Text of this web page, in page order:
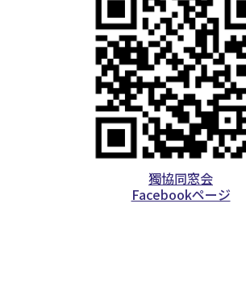
獨協同窓会
Facebookページ